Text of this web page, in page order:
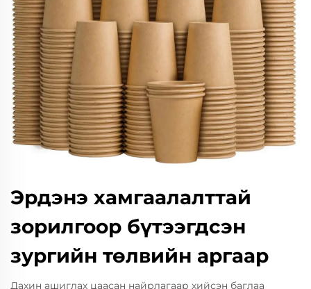
Эрдэнэ хамгаалалттай
зорилгоор бүтээгдсэн
зургийн төлвийн аргаар
Дахин ашиглах цаасан найрлагаар хийсэн баглаа